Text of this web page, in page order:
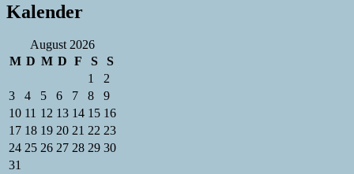
Kalender
August 2026
M D M D F S
S
1
2
3
4 5 6 7 8
9
10 11 12 13 14 15 16
17 18 19 20 21 22 23
24 25 26 27 28 29 30
31